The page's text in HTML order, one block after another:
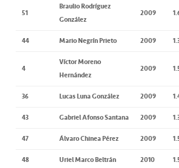
51
Braulio Rodríguez
González
2009
44 Mario Negrín Prieto 2009
4
Víctor Moreno
Hernández
2009
36 Lucas Luna González 2009
43 Gabriel Afonso Santana 2009
47 Álvaro Chinea Pérez 2009
48 Uriel Marco Beltrán 2010